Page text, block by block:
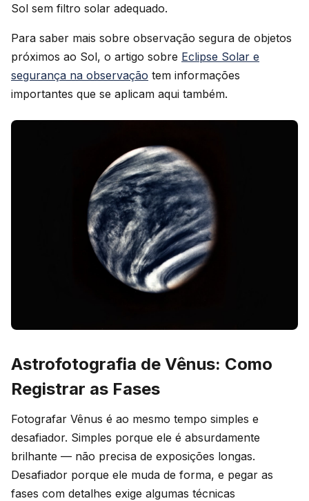
Sol sem filtro solar adequado.
Para saber mais sobre observação segura de objetos
próximos ao Sol, o artigo sobre Eclipse Solar e
segurança na observação tem informações
importantes que se aplicam aqui também.
Astrofotografia de Vênus: Como
Registrar as Fases
Fotografar Vênus é ao mesmo tempo simples e
desafiador. Simples porque ele é absurdamente
brilhante — não precisa de exposições longas.
Desafiador porque ele muda de forma, e pegar as
fases com detalhes exige algumas técnicas